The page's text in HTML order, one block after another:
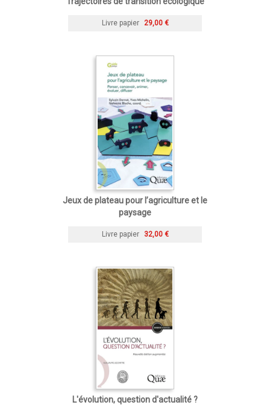
Livre papier 29,00 €
Jeux de plateau pour l’agriculture et le
paysage
Livre papier 32,00 €
L'évolution, question d'actualité ?